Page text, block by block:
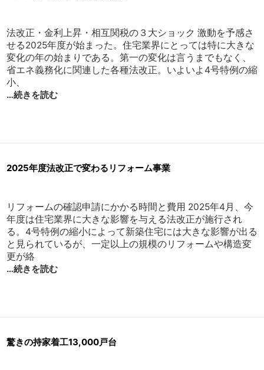
法改正・金利上昇・相互関税の３大ショック 激動を予感さ
せる2025年度が始まった。住宅業界にとっては特に大きな
変化の年の始まりである。第一の変化は言うまでもなく、
省エネ義務化に関連した各種法改正。いよいよ4号特例の縮
小、
…続きを読む
2025年度法改正で変わるリフォーム事業
リフォームの確認申請にかかる時間と費用 2025年4月、今
年度は住宅業界に大きな影響を与える法改正が施行され
る。4号特例の縮小によって新築住宅には大きな影響が出る
と見られているが、一定以上の規模のリフォームや構造変
更が絡
…続きを読む
驚きの持家着工13,000戸台